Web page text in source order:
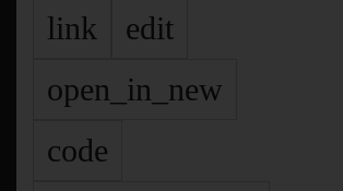
link
edit
open_in_new
code